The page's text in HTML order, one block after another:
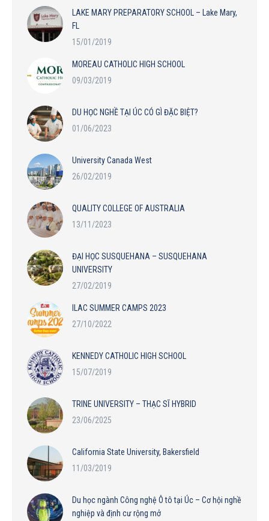
LAKE MARY PREPARATORY SCHOOL – Lake Mary,
FL
15/01/2019
MOREAU CATHOLIC HIGH SCHOOL
09/03/2019
DU HỌC NGHỀ TẠI ÚC CÓ GÌ ĐẶC BIỆT?
01/06/2023
University Canada West
26/02/2019
QUALITY COLLEGE OF AUSTRALIA
13/11/2023
ĐẠI HỌC SUSQUEHANA – SUSQUEHANA
UNIVERSITY
27/02/2019
ILAC SUMMER CAMPS 2023
27/10/2022
KENNEDY CATHOLIC HIGH SCHOOL
15/07/2019
TRINE UNIVERSITY – THẠC SĨ HYBRID
23/06/2025
California State University, Bakersfield
11/03/2019
Du học ngành Công nghệ Ô tô tại Úc – Cơ hội nghề
nghiệp và định cư rộng mở